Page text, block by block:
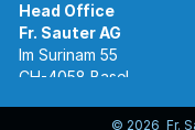
Head Office
Im Surinam 55
CH-4058 Basel
www.sauter-© 2026 Fr.